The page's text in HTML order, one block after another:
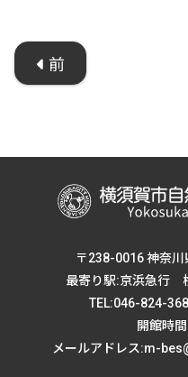
前
〒238-0016 神奈
最寄り駅:京浜急行
TEL:046-824-
開館時
メールアドレス:m-